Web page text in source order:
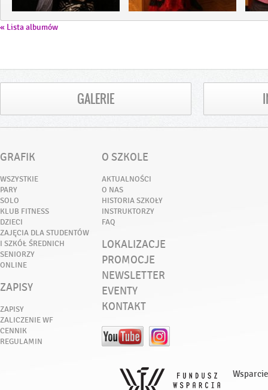
« Lista albumów
GALERIE
GRAFIK
WSZYSTKIE
PARY
SOLO
KLUB FITNESS
DZIECI
ZAJĘCIA DLA STUDENTÓW
I SZKÓŁ ŚREDNICH
SENIORZY
ONLINE
ZAPISY
ZAPISY
ZALICZENIE WF
CENNIK
REGULAMIN
O SZKOLE
AKTUALNOŚCI
O NAS
HISTORIA SZKOŁY
INSTRUKTORZY
FAQ
LOKALIZACJE
PROMOCJE
NEWSLETTER
EVENTY
KONTAKT